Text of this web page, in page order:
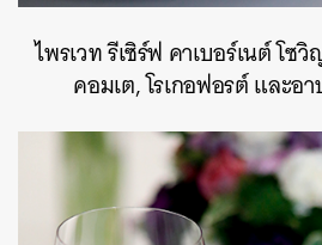
ไพรเวท รีเซิร์ฟ คาเบอร์เนต์ โ
คอมเต, โรเกอฟอรต์ และอ